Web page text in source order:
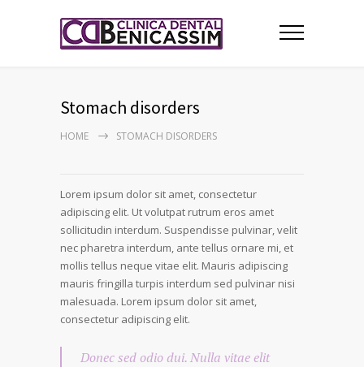
Stomach disorders
HOME STOMACH DISORDERS
Lorem ipsum dolor sit amet, consectetur
adipiscing elit. Ut volutpat rutrum eros amet
sollicitudin interdum. Suspendisse pulvinar, velit
nec pharetra interdum, ante tellus ornare mi, et
mollis tellus neque vitae elit. Mauris adipiscing
mauris fringilla turpis interdum sed pulvinar nisi
malesuada. Lorem ipsum dolor sit amet,
consectetur adipiscing elit.
Donec sed odio dui. Nulla vitae elit